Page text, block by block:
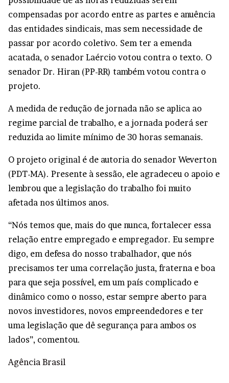
compensadas por acordo entre as partes e anuência
das entidades sindicais, mas sem necessidade de
passar por acordo coletivo. Sem ter a emenda
acatada, o senador Laércio votou contra o texto. O
senador Dr. Hiran (PP-RR) também votou contra o
projeto.
A medida de redução de jornada não se aplica ao
regime parcial de trabalho, e a jornada poderá ser
reduzida ao limite mínimo de 30 horas semanais.
O projeto original é de autoria do senador Weverton
(PDT-MA). Presente à sessão, ele agradeceu o apoio e
lembrou que a legislação do trabalho foi muito
afetada nos últimos anos.
“Nós temos que, mais do que nunca, fortalecer essa
relação entre empregado e empregador. Eu sempre
digo, em defesa do nosso trabalhador, que nós
precisamos ter uma correlação justa, fraterna e boa
para que seja possível, em um país complicado e
dinâmico como o nosso, estar sempre aberto para
novos investidores, novos empreendedores e ter
uma legislação que dê segurança para ambos os
lados”, comentou.
Agência Brasil